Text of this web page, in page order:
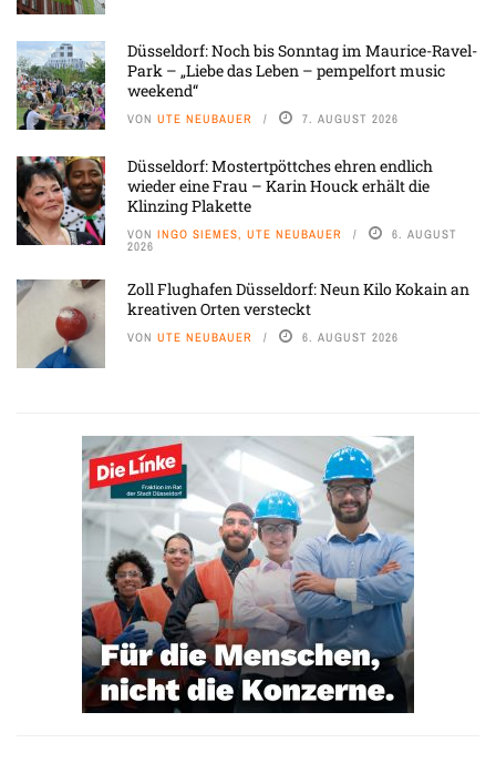
Düsseldorf: Noch bis Sonntag im Maurice-Ravel-
Park – „Liebe das Leben – pempelfort music
weekend“
VON UTE NEUBAUER 7. AUGUST 2026
Düsseldorf: Mostertpöttches ehren endlich
wieder eine Frau – Karin Houck erhält die
Klinzing Plakette
VON INGO SIEMES, UTE NEUBAUER 6. AUGUST
2026
Zoll Flughafen Düsseldorf: Neun Kilo Kokain an
kreativen Orten versteckt
VON UTE NEUBAUER 6. AUGUST 2026